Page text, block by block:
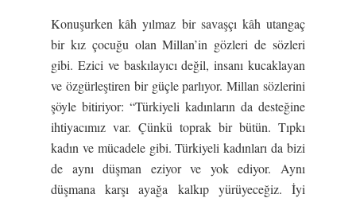
Konuşurken kâh yılmaz bir savaşçı kâh utangaç
bir kız çocuğu olan Millan’in gözleri de sözleri
gibi. Ezici ve baskılayıcı değil, insanı kucaklayan
ve özgürleştiren bir güçle parlıyor. Millan sözlerini
şöyle bitiriyor: “Türkiyeli kadınların da desteğine
ihtiyacımız var. Çünkü toprak bir bütün. Tıpkı
kadın ve mücadele gibi. Türkiyeli kadınları da bizi
de aynı düşman eziyor ve yok ediyor. Aynı
düşmana karşı ayağa kalkıp yürüyeceğiz. İyi